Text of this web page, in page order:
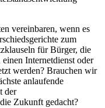
vereinbaren, wenn es
zum
für Bürger, die
Internetdienst oder
werden? Brauchen wir
anlaufende
der
Zukunft gedacht?